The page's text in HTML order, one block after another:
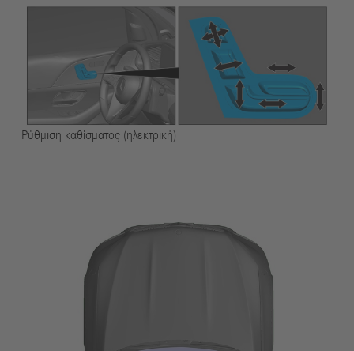
Ρύθμιση καθίσματος (ηλεκτρική)